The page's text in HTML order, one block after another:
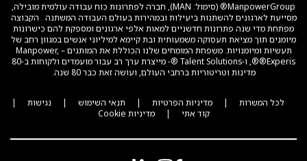
ManpowerGroup® (סימול: MAN), חברה לפתרונות כוח עבודה עולמית מובילה,
מסייעת לארגונים להשתנות ביעילות ובמהירות בעולם העבודה המשתנה . הקבוצה
מפתחת מדי שנה פתרונות חדשניים למאות אלפי ארגונים ומספקת להם כישרונות
מיומנים תוך מציאת תעסוקה משמעותית ובת קיימא למיליוני אנשים במגוון רחב של
תעשיות ומיומנויות. משפחת המומחים שלנו הכוללת את המותגים – Manpower,
®Experis®, ו-Talent Solutions ®- מייצרת ערך רב עבור מועמדים ולקוחות ב-80
מדינות וטריטוריות ברחבי העולם, ועושה זאת כבר 80 שנה.
לכל המשרות | מדיניות הפרטיות | תנאי השימוש | נגישות
|
קוד אתי
| מדיניות Cookie